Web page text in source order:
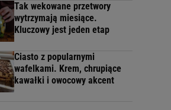
Tak wekowane przetwory
wytrzymają miesiące.
Kluczowy jest jeden etap
Ciasto z popularnymi
wafelkami. Krem, chrupiące
kawałki i owocowy akcent